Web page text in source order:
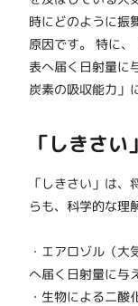
時にどのように振
原因です。 特に
表へ届く日射量に
炭素の吸収能力」
「しきさ
「しきさい」は
らも、科学的な理
・エアロゾル（
へ届く日射量に与
・生物による二酸